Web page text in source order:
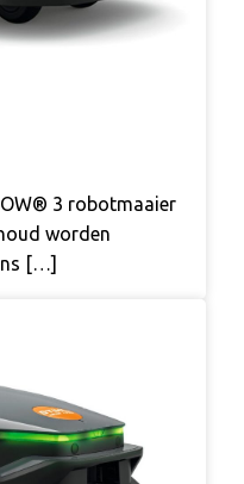
3 robotmaaier
worden
[…]